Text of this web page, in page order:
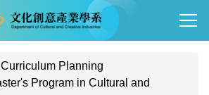
Planning
Program in Cultural and